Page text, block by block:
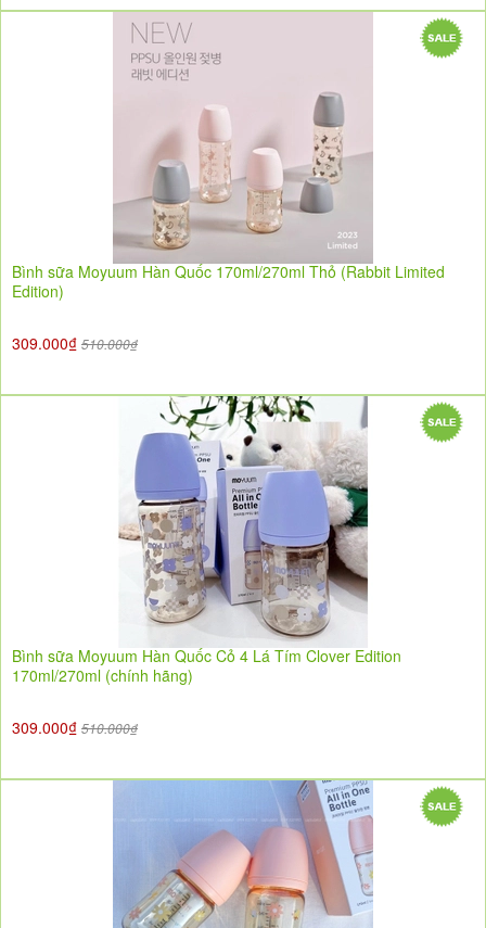
Bình sữa Moyuum Hàn Quốc 170ml/270ml Thỏ (Rabbit Limited
Edition)
309.000₫ 510.000₫
Bình sữa Moyuum Hàn Quốc Cỏ 4 Lá Tím Clover Edition
170ml/270ml (chính hãng)
309.000₫ 510.000₫